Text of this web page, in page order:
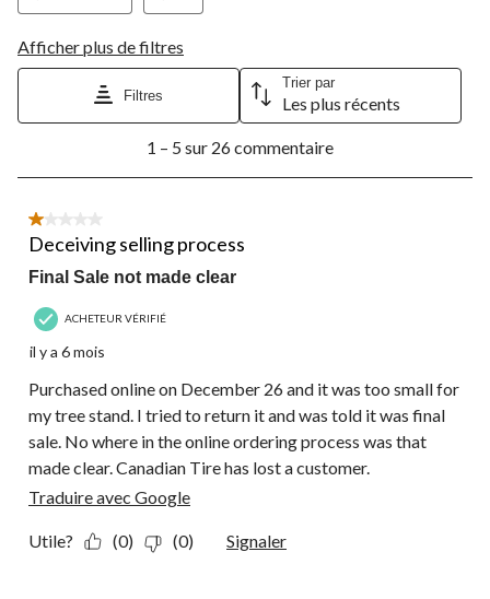
Afficher plus de filtres
Filtres
Trier par
Les plus récents
5
26
commentaire.
1 – 5 sur 26 commentaire
1 étoile(s) sur 5.
Deceiving selling process
Final Sale not made clear
ACHETEUR VÉRIFIÉ
il y a 6 mois
Purchased online on December 26 and it was too small for
my tree stand. I tried to return it and was told it was final
sale. No where in the online ordering process was that
made clear. Canadian Tire has lost a customer.
Traduire avec Google
Utile? (0) (0) Signaler